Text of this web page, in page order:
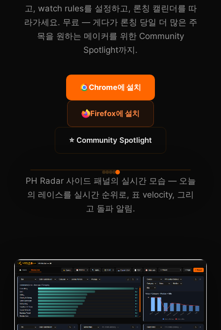
고, watch rules를 설정하고, 론칭 캘린더를 따
라가세요. 무료 — 게다가 론칭 당일 더 많은 주
목을 원하는 메이커를 위한 Community
Spotlight까지.
Chrome에 설치
Firefox에 설치
⭐ Community Spotlight
PH Radar 사이드 패널의 실시간 모습 — 오늘
의 레이스를 실시간 순위로, 표 velocity, 그리
고 돌파 알림.